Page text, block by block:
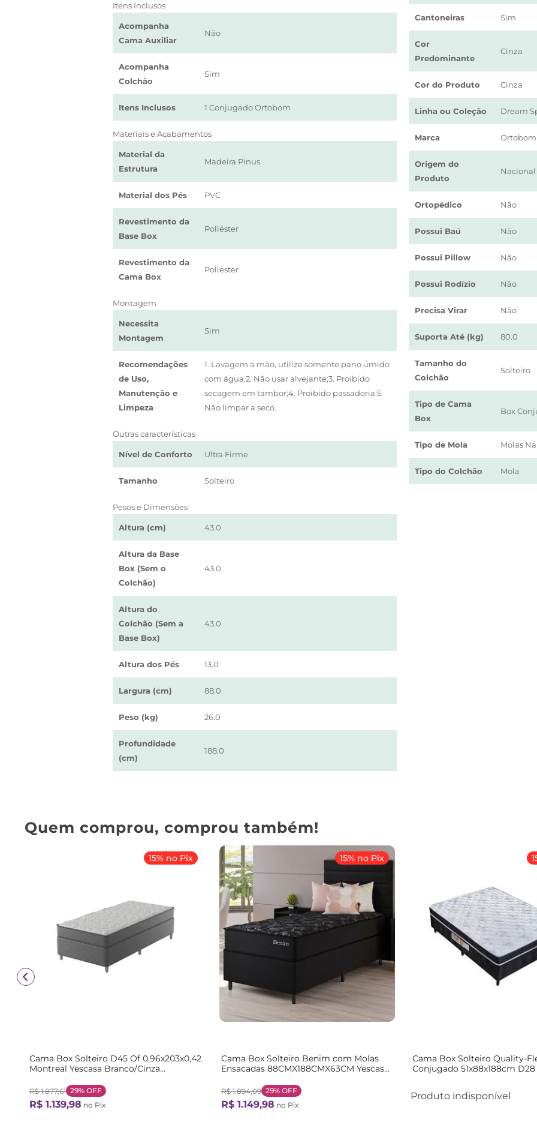
Itens Inclusos
Acompanha
Cama Auxiliar
Não
Acompanha
Colchão
Sim
Itens Inclusos 1 Conjugado Ortobom
Materiais e Acabamentos
Material da
Estrutura
Madeira Pinus
Material dos Pés PVC
Revestimento da
Base Box
Poliéster
Revestimento da
Cama Box
Poliéster
Montagem
Necessita
Montagem
Sim
Recomendações
de Uso,
Manutenção e
Limpeza
1. Lavagem a mão, utilize somente pano úmido
com água;2. Não usar alvejante;3. Proibido
secagem em tambor;4. Proibido passadoria;5.
Não limpar a seco.
Outras características
Nível de Conforto Ultra Firme
Tamanho Solteiro
Pesos e Dimensões
Altura (cm) 43.0
Altura da Base
Box (Sem o
Colchão)
43.0
Altura do
Colchão (Sem a
Base Box)
43.0
Altura dos Pés 13.0
Largura (cm) 88.0
Peso (kg) 26.0
Profundidade
(cm)
188.0
Cantoneiras Sim
Cor
Predominante
Cinza
Cor do Produto Cinza
Linha ou Coleção Dream
Marca Ortobom
Origem do
Produto
Nacional
Ortopédico Não
Possui Baú Não
Possui Pillow Não
Possui Rodízio Não
Precisa Virar Não
Suporta Até (kg) 80.0
Tamanho do
Colchão
Solteiro
Tipo de Cama
Box
Box
Tipo de Mola Molas
Tipo do Colchão Mola
Quem comprou, comprou também!
15% no Pix
Cama Box Solteiro D45 Of 0,96x203x0,42
Montreal Yescasa Branco/Cinza
R$ 1.877,61 29% OFF
R$ 1.139,98 no Pix
15% no Pix
Cama Box Solteiro Benim com Molas
Ensacadas 88CMX188CMX63CM Yescasa
R$ 1.894,09 29%OFF
R$ 1.149,98 no Pix
Cama Box Solteiro Quality-
Conjugado 51x88x188cm
Produto indisponível